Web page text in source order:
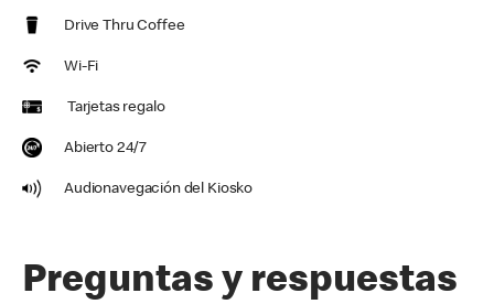
Drive Thru Coffee
Wi-Fi
Tarjetas regalo
Abierto 24/7
Audionavegación del Kiosko
Preguntas y respuestas